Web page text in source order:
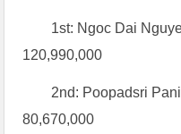
1st: Ngoc Dai
120,990,000
2nd: Poopadsri
80,670,000